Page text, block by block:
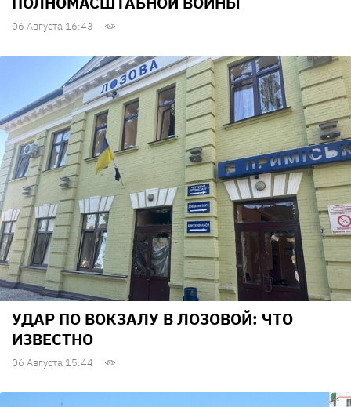
06 Августа 16:43
УДАР ПО ВОКЗАЛУ В ЛОЗОВОЙ: ЧТО
ИЗВЕСТНО
06 Августа 15:44